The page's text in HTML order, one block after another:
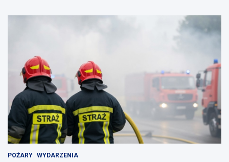
POŻARY WYDARZENIA